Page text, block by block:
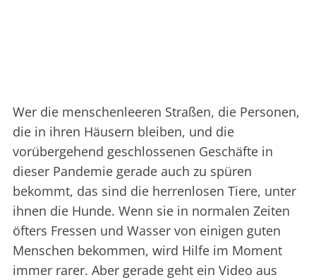
Wer die menschenleeren Straßen, die Personen,
die in ihren Häusern bleiben, und die
vorübergehend geschlossenen Geschäfte in
dieser Pandemie gerade auch zu spüren
bekommt, das sind die herrenlosen Tiere, unter
ihnen die Hunde. Wenn sie in normalen Zeiten
öfters Fressen und Wasser von einigen guten
Menschen bekommen, wird Hilfe im Moment
immer rarer. Aber gerade geht ein Video aus